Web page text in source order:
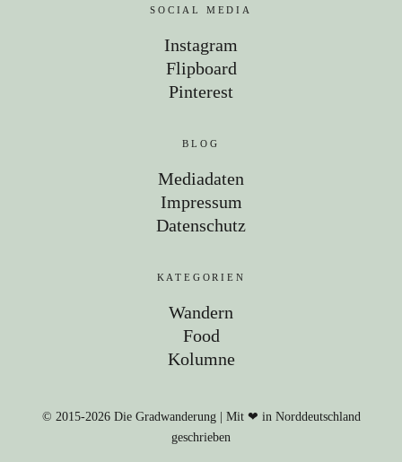
SOCIAL MEDIA
Instagram
Flipboard
Pinterest
BLOG
Mediadaten
Impressum
Datenschutz
KATEGORIEN
Wandern
Food
Kolumne
© 2015-2026 Die Gradwanderung | Mit ❤ in Norddeutschland
geschrieben